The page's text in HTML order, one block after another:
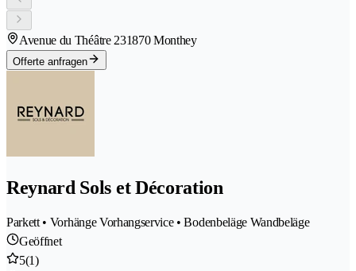
Avenue du Théâtre 231870 Monthey
Offerte anfragen
Reynard Sols et Décoration
Parkett • Vorhänge Vorhangservice • Bodenbeläge Wandbeläge
Geöffnet
5(1)